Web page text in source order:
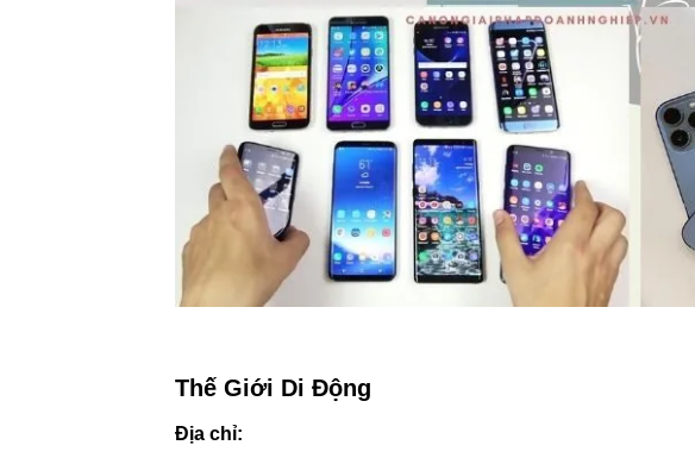
Thế Giới Di Động
Địa chỉ: